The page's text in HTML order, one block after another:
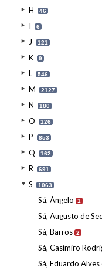
H 46
I 6
J 121
K 9
L 546
M 2127
N 180
O 126
P 853
Q 162
R 691
S 1063
Sá, Ângelo 1
Sá, Augusto de
Sá, Barros 2
Sá, Casimiro
Sá, Eduardo Alves